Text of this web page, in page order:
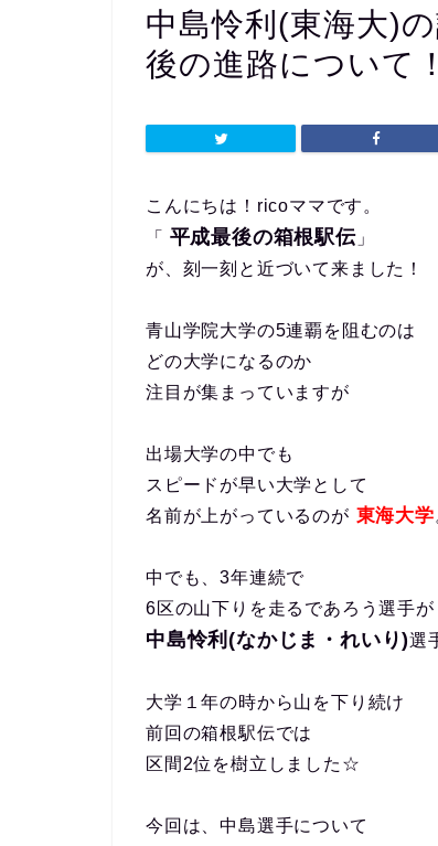
中島怜利(東海大)
後の進路について！
こんにちは！ricoママです。
「 平成最後の箱根駅伝」
が、刻一刻と近づいて来ました！
青山学院大学の5連覇を阻むのは
どの大学になるのか
注目が集まっていますが
出場大学の中でも
スピードが早い大学として
名前が上がっているのが 東海大学
中でも、3年連続で
6区の山下りを走るであろう選手が
中島怜利(なかじま・れいり)選
大学１年の時から山を下り続け
前回の箱根駅伝では
区間2位を樹立しました☆
今回は、中島選手について